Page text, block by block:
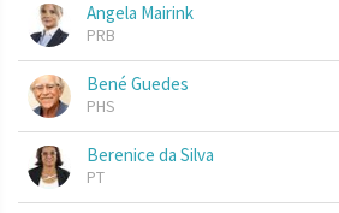
Angela Mairink
PRB
Bené Guedes
PHS
Berenice da Silva
PT